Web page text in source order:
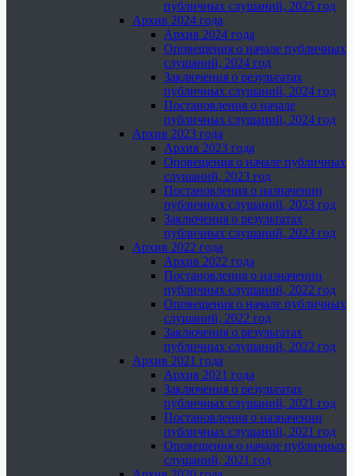
публичных слушаний, 2025 год
Архив 2024 года
Архив 2024 года
Оповещения о начале публичных
слушаний, 2024 год
Заключения о результатах
публичных слушаний, 2024 год
Постановления о начале
публичных слушаний, 2024 год
Архив 2023 года
Архив 2023 года
Оповещения о начале публичных
слушаний, 2023 год
Постановления о назначении
публичных слушаний, 2023 год
Заключения о результатах
публичных слушаний, 2023 год
Архив 2022 года
Архив 2022 года
Постановления о назначении
публичных слушаний, 2022 год
Оповещения о начале публичных
слушаний, 2022 год
Заключения о результатах
публичных слушаний, 2022 год
Архив 2021 года
Архив 2021 года
Заключения о результатах
публичных слушаний, 2021 год
Постановления о назначении
публичных слушаний, 2021 год
Оповещения о начале публичных
слушаний, 2021 год